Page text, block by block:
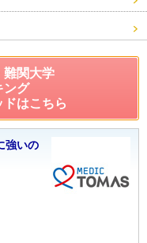
難関大学
ング
はこちら
強いの